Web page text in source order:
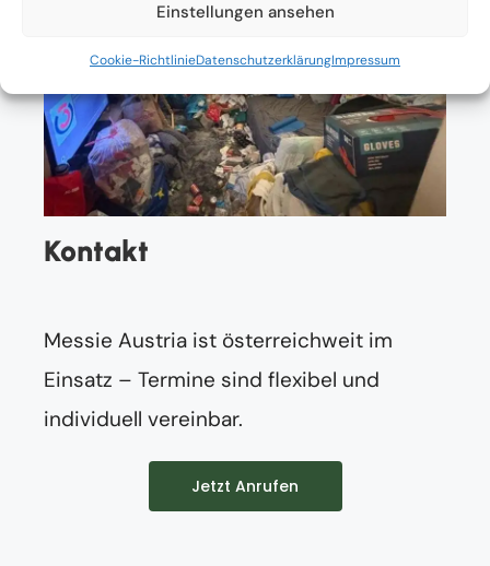
Einstellungen ansehen
Cookie-RichtlinieDatenschutzerklärungImpressum
Kontakt
Messie Austria ist österreichweit im
Einsatz – Termine sind flexibel und
individuell vereinbar.
Jetzt Anrufen